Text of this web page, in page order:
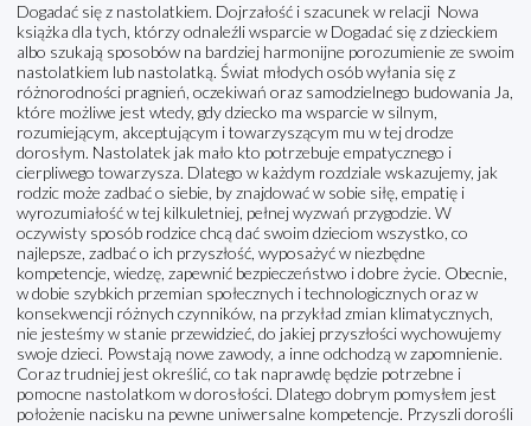
Dogadać się z nastolatkiem. Dojrzałość i szacunek w relacji Nowa
książka dla tych, którzy odnaleźli wsparcie w Dogadać się z dzieckiem
albo szukają sposobów na bardziej harmonijne porozumienie ze swoim
nastolatkiem lub nastolatką. Świat młodych osób wyłania się z
różnorodności pragnień, oczekiwań oraz samodzielnego budowania Ja,
które możliwe jest wtedy, gdy dziecko ma wsparcie w silnym,
rozumiejącym, akceptującym i towarzyszącym mu w tej drodze
dorosłym. Nastolatek jak mało kto potrzebuje empatycznego i
cierpliwego towarzysza. Dlatego w każdym rozdziale wskazujemy, jak
rodzic może zadbać o siebie, by znajdować w sobie siłę, empatię i
wyrozumiałość w tej kilkuletniej, pełnej wyzwań przygodzie. W
oczywisty sposób rodzice chcą dać swoim dzieciom wszystko, co
najlepsze, zadbać o ich przyszłość, wyposażyć w niezbędne
kompetencje, wiedzę, zapewnić bezpieczeństwo i dobre życie. Obecnie,
w dobie szybkich przemian społecznych i technologicznych oraz w
konsekwencji różnych czynników, na przykład zmian klimatycznych,
nie jesteśmy w stanie przewidzieć, do jakiej przyszłości wychowujemy
swoje dzieci. Powstają nowe zawody, a inne odchodzą w zapomnienie.
Coraz trudniej jest określić, co tak naprawdę będzie potrzebne i
pomocne nastolatkom w dorosłości. Dlatego dobrym pomysłem jest
położenie nacisku na pewne uniwersalne kompetencje. Przyszli dorośli